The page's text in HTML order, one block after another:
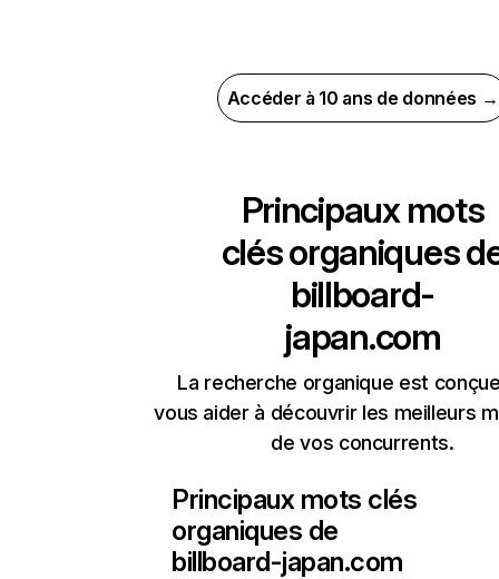
Accéder à 10 ans de données →
Principaux mots
clés organiques
billboard-
japan.com
La recherche organique est
vous aider à découvrir les meilleurs
de vos concurrents.
Principaux mots clés
organiques de
billboard-japan.com